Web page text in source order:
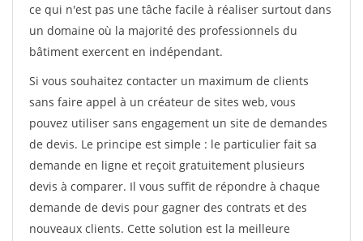
ce qui n'est pas une tâche facile à réaliser surtout dans
un domaine où la majorité des professionnels du
bâtiment exercent en indépendant.
Si vous souhaitez contacter un maximum de clients
sans faire appel à un créateur de sites web, vous
pouvez utiliser sans engagement un site de demandes
de devis. Le principe est simple : le particulier fait sa
demande en ligne et reçoit gratuitement plusieurs
devis à comparer. Il vous suffit de répondre à chaque
demande de devis pour gagner des contrats et des
nouveaux clients. Cette solution est la meilleure